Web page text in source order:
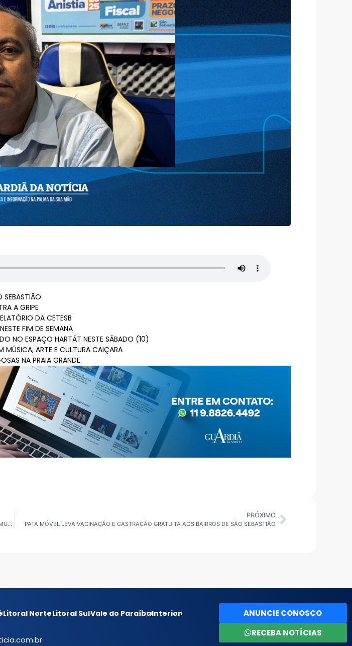
A GRIPE
DA CETESB
FIM DE SEMANA
NO ESPAÇO HARTÃT NESTE SÁBADO (10)
MÚSICA, ARTE E CULTURA CAIÇARA
NA PRAIA GRANDE
PREFEITO ALADIM APRESENTA BALANÇO DO QUADRIMESTRE E COMENTA AUMENTO DE MULTAS NA SERRA DA CANTAREIRA
PRÓXIMO
PATA MÓVEL LEVA VACINAÇÃO E CASTRAÇÃO GRATUITA AOS BAIRROS DE SÃO SEBASTIÃO
Litoral NorteLitoral SulVale do ParaíbaInterior
ANUNCIE CONOSCO
RECEBA NOTÍCIAS